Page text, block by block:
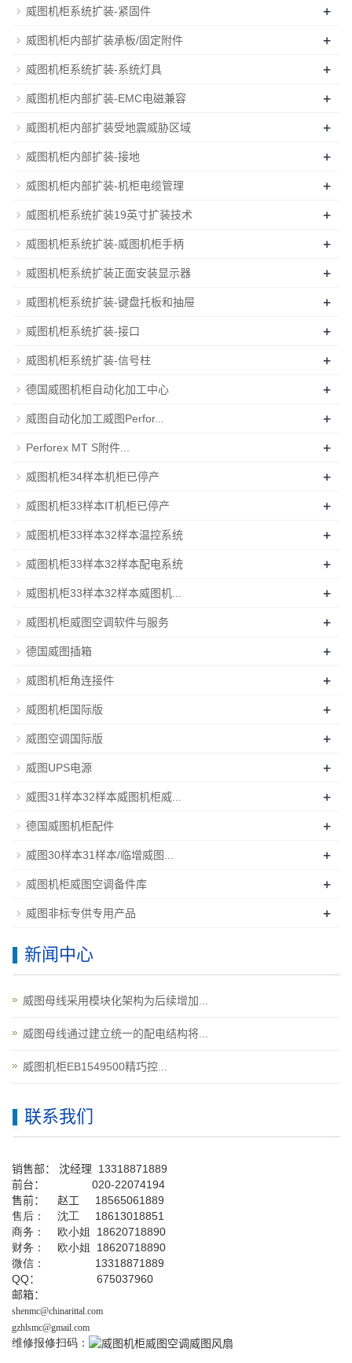
威图机柜系统扩装-紧固件 +
威图机柜内部扩装承板/固定附件 +
威图机柜系统扩装-系统灯具 +
威图机柜内部扩装-EMC电磁兼容 +
威图机柜内部扩装受地震威胁区域 +
威图机柜内部扩装-接地 +
威图机柜内部扩装-机柜电缆管理 +
威图机柜系统扩装19英寸扩装技术 +
威图机柜系统扩装-威图机柜手柄 +
威图机柜系统扩装正面安装显示器 +
威图机柜系统扩装-键盘托板和抽屉 +
威图机柜系统扩装-接口 +
威图机柜系统扩装-信号柱 +
德国威图机柜自动化加工中心 +
威图自动化加工威图Perfor... +
Perforex MT S附件... +
威图机柜34样本机柜已停产 +
威图机柜33样本IT机柜已停产 +
威图机柜33样本32样本温控系统 +
威图机柜33样本32样本配电系统 +
威图机柜33样本32样本威图机... +
威图机柜威图空调软件与服务 +
德国威图插箱 +
威图机柜角连接件 +
威图机柜国际版 +
威图空调国际版 +
威图UPS电源 +
威图31样本32样本威图机柜威... +
德国威图机柜配件 +
威图30样本31样本/临增威图... +
威图机柜威图空调备件库 +
威图非标专供专用产品 +
新闻中心
威图母线采用模块化架构为后续增加...
威图母线通过建立统一的配电结构将...
威图机柜EB1549500精巧控...
联系我们
销售部： 沈经理 13318871889
前台： 020-22074194
售前： 赵工 18565061889
售后： 沈工 18613018851
商务： 欧小姐 18620718890
财务： 欧小姐 18620718890
微信： 13318871889
QQ： 675037960
邮箱：
shenmc@chinarittal.com
gzhlsmc@gmail.com
维修报修扫码：